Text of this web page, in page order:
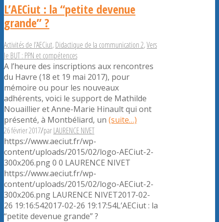
L’AECiut : la “petite devenue
grande” ?
Activités de l’AECiut,Didactique de la communication 2,Vers
le BUT : PPN et compétences
A l’heure des inscriptions aux rencontres
du Havre (18 et 19 mai 2017), pour
mémoire ou pour les nouveaux
adhérents, voici le support de Mathilde
Nouaillier et Anne-Marie Hinault qui ont
présenté, à Montbéliard, un (suite…)
26 février 2017/parLAURENCE NIVET
https://www.aeciut.fr/wp-
content/uploads/2015/02/logo-AECiut-2-
300x206.png0 0 LAURENCE NIVET
https://www.aeciut.fr/wp-
content/uploads/2015/02/logo-AECiut-2-
300x206.png LAURENCE NIVET2017-02-
26 19:16:542017-02-26 19:17:54L’AECiut : la
“petite devenue grande” ?